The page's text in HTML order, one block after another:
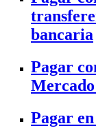
bancaria
Pagar
Mercado
Pagar